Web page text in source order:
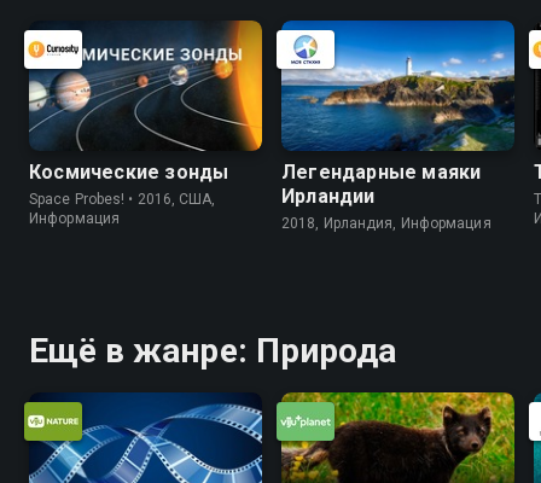
Космические зонды
Space Probes! • 2016, США,
Информация
Легендарные маяки
Ирландии
2018, Ирландия, Информация
Ещё в жанре: Природа